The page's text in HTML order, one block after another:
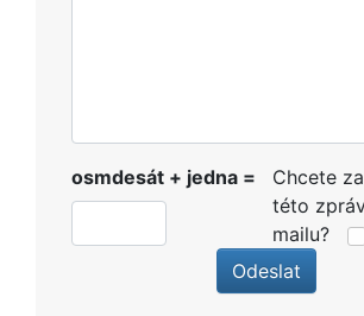
osmdesát + jedna =
Chcete
této
mailu?
Odeslat